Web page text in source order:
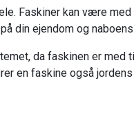
Faskiner kan være
din ejendom og naboens.
da faskinen er med
en faskine også